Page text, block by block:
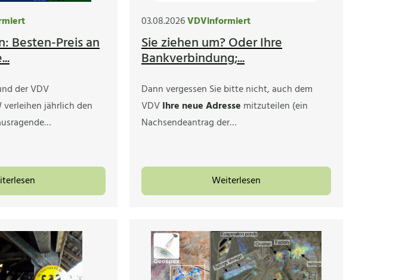
Besten-Preis an
der VDV
verleihen jährlich den
03.08.2026VDVinformiert
Sie ziehen um? Oder Ihre
Bankverbindung;...
Dann vergessen Sie bitte nicht, auch dem
VDVIhre neue Adresse mitzuteilen (ein
Nachsendeantrag der…
Weiterlesen